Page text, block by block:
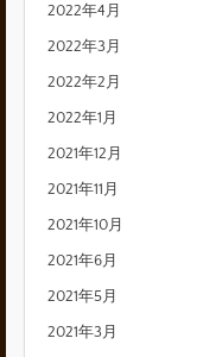
2022年4月
2022年3月
2022年2月
2022年1月
2021年12月
2021年11月
2021年10月
2021年6月
2021年5月
2021年3月